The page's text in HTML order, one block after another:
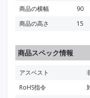
商品の横幅
90
商品の高さ
15
商品スペック情報
アスベスト
RoHS指令